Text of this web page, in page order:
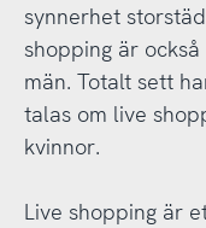
synnerhet
shopping är
män. Totalt sett
talas om live
kvinnor.
Live shopping är